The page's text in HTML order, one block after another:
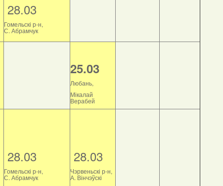
28.03
Гомельскі р-н,
С. Абрамчук
25.03
Любань,
Мікалай
Верабей
28.03
Гомельскі р-н,
С. Абрамчук
28.03
Чэрвеньскі р-н,
А. Вінчэўскі